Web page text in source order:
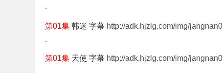
.
第01集 韩迷 字幕 http://adk.hjzlg.com/img/
.
第01集 天使 字幕 http://adk.hjzlg.com/img/